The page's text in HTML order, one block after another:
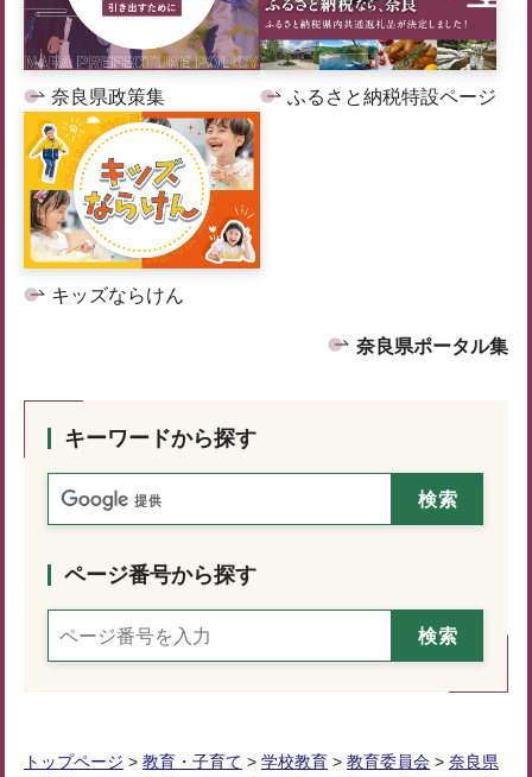
奈良県政策集 ふるさと納税特設ページ
キッズならけん
奈良県ポータル集
キーワードから探す
ページ番号から探す
トップページ > 教育・子育て > 学校教育 > 教育委員会 > 奈良県